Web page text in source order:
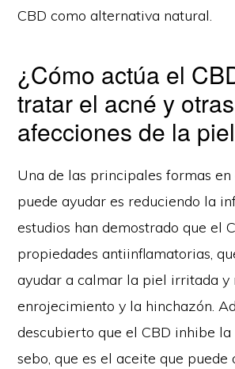
CBD como alternativa natural.
¿Cómo actúa el
tratar el acné y otras
afecciones de la
Una de las principales formas en
puede ayudar es reduciendo la
estudios han demostrado que el
propiedades antiinflamatorias,
ayudar a calmar la piel irritada y
enrojecimiento y la hinchazón.
descubierto que el CBD inhibe
sebo, que es el aceite que puede